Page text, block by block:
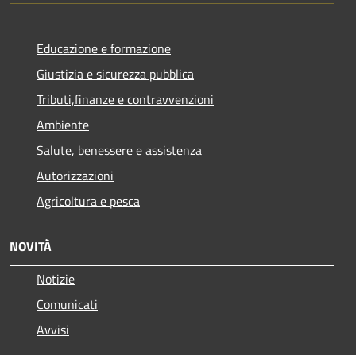
Educazione e formazione
Giustizia e sicurezza pubblica
Tributi,finanze e contravvenzioni
Ambiente
Salute, benessere e assistenza
Autorizzazioni
Agricoltura e pesca
NOVITÀ
Notizie
Comunicati
Avvisi